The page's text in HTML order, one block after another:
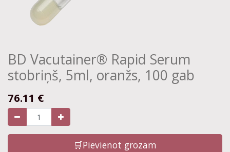
BD Vacutainer® Rapid Serum
stobriņš, 5ml, oranžs, 100 gab
76.11 €
🛒Pievienot grozam